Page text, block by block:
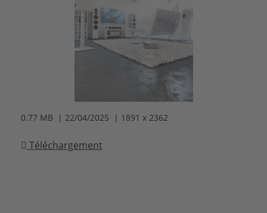
0.77 MB | 22/04/2025 | 1891 x 2362
Téléchargement